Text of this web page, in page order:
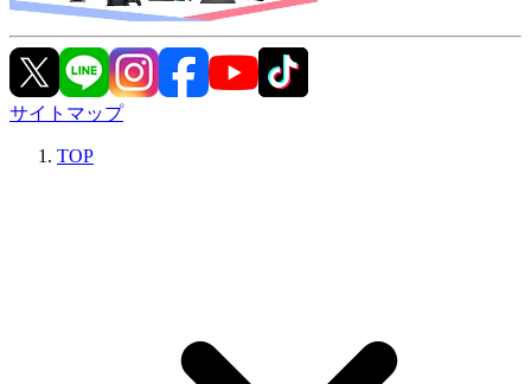
サイトマップ
TOP